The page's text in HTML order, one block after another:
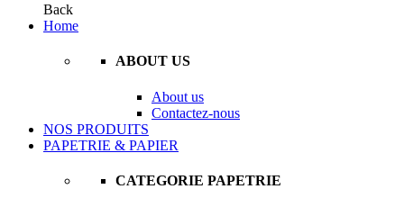
Back
Home
ABOUT US
About us
Contactez-nous
NOS PRODUITS
PAPETRIE & PAPIER
CATEGORIE PAPETRIE